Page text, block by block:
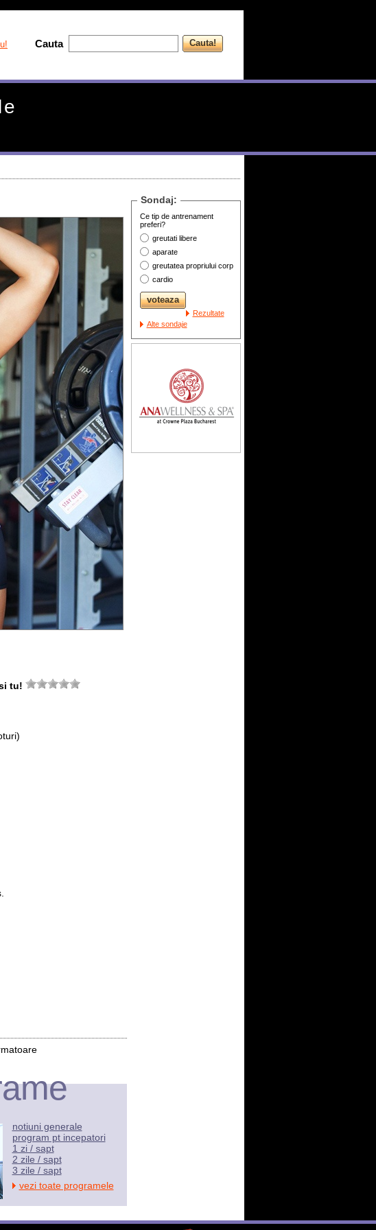
tu!
Sondaj:
Ce tip de antrenament
preferi?
greutati libere
aparate
greutatea propriului corp
cardio
Rezultate
Alte sondaje
notiuni generale
program pt incepatori
1 zi / sapt
2 zile / sapt
3 zile / sapt
vezi toate programele
Cauta